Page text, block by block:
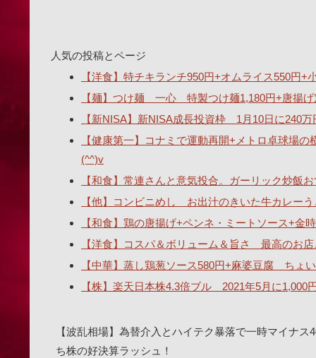
人気の投稿とページ
【洋食】特チキランチ950円+オムライス550円
【麺】つけ麺 一心 特製つけ麺1,180円+唐揚げ
【新NISA】新NISA成長投資枠 1月10日に240
【健康第一】コナミで運動再開+メトロ卓球場
(^^)v
【和食】常連さんと意気投合。ガーリック炒飯
【他】コンビニめし お出汁のきいた牛カレー
【和食】鶏の唐揚げ+ペンネ・ミートソース+
【洋食】コスパ＆ボリューム＆旨さ 最高のお
【中華】蒸し鶏葱ソース580円+麻婆豆腐 ちょ
【株】楽天日本株4.3倍ブル 2021年5月に1,000
【波乱相場】為替介入とハイテク暴落で一時マイナ
ち株の好決算ラッシュ！